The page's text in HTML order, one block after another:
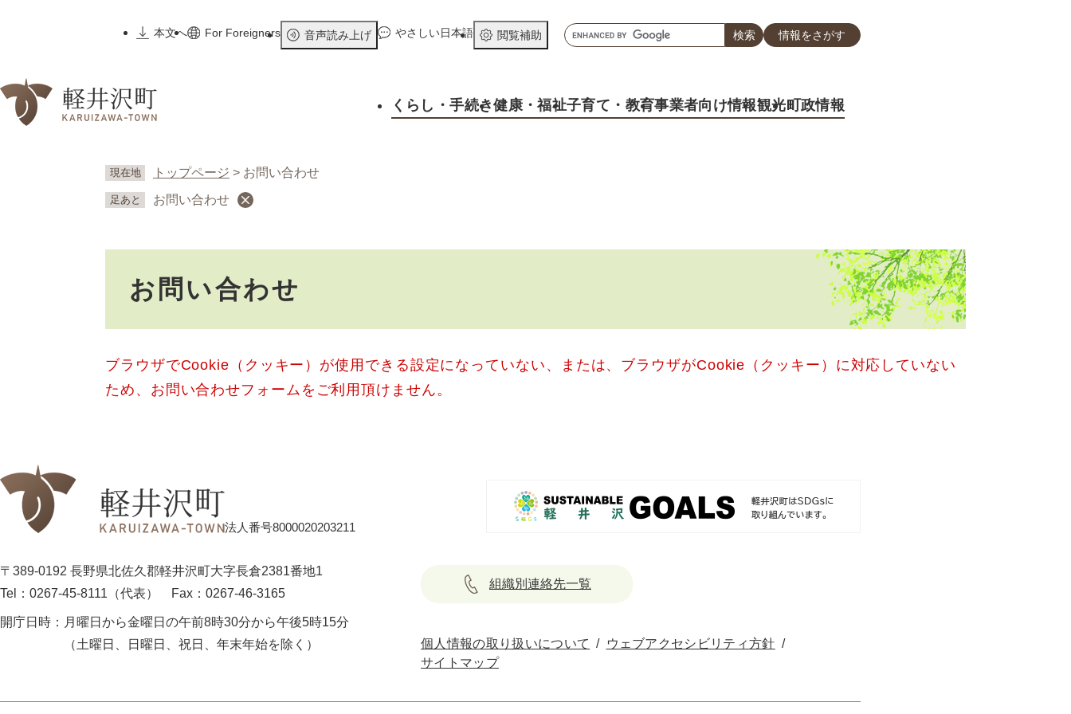
先
本文へ
For Foreigners 音声読み上げ やさしい日本語 閲覧補助
キ
ー
ド
情報をさがす
くらし ・手続き健康 ・福祉子育て ・教育事業者向け情報観光町政情報
現在地 トップページ > お問い合わせ
足あと お問い合わせ
お問い合わせ
ブラウザでCookie（クッキー）が使用できる設定になっていない、または、ブラウザがCookie（クッキー）に対応していない
ため、お問い合わせフォームをご利用頂けません。
法人番号8000020203211
〒389-0192 長野県北佐久郡軽井沢町大字長倉2381番地1
Tel：0267-45-8111（代表）
Fax：0267-46-3165
開庁日時： 月曜日から金曜日の午前8時30分から午後5時15分
（土曜日、日曜日、祝日、年末年始を除く）
組織別連絡先一覧
個人情報の取り扱いについて
ウェブアクセシビリティ方針
サイトマップ